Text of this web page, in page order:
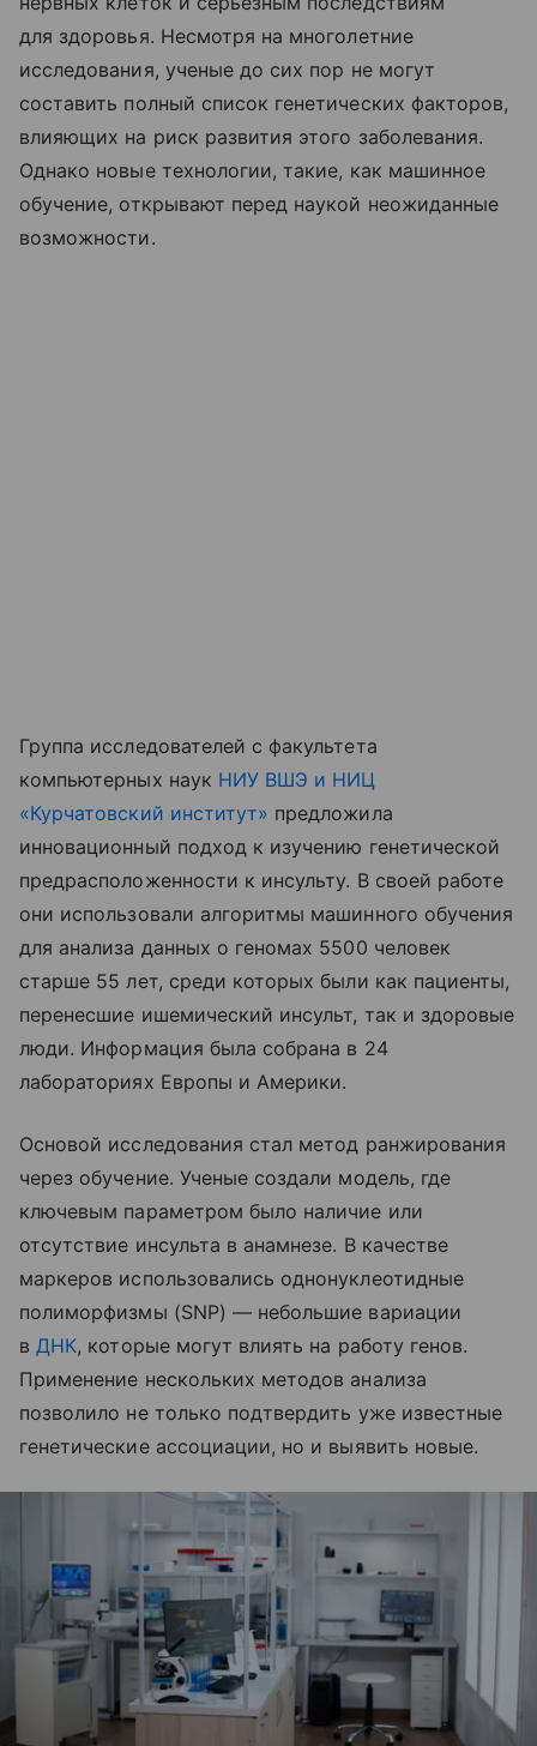
для здоровья. Несмотря на многолетние
исследования, ученые до сих пор не могут
составить полный список генетических факторов,
влияющих на риск развития этого заболевания.
Однако новые технологии, такие, как машинное
обучение, открывают перед наукой неожиданные
возможности.
Группа исследователей с факультета
компьютерных наук НИУ ВШЭ и НИЦ
«Курчатовский институт» предложила
инновационный подход к изучению генетической
предрасположенности к инсульту. В своей работе
они использовали алгоритмы машинного обучения
для анализа данных о геномах 5500 человек
старше 55 лет, среди которых были как пациенты,
перенесшие ишемический инсульт, так и здоровые
люди. Информация была собрана в 24
лабораториях Европы и Америки.
Основой исследования стал метод ранжирования
через обучение. Ученые создали модель, где
ключевым параметром было наличие или
отсутствие инсульта в анамнезе. В качестве
маркеров использовались однонуклеотидные
полиморфизмы (SNP) — небольшие вариации
вДНК, которые могут влиять на работу генов.
Применение нескольких методов анализа
позволило не только подтвердить уже известные
генетические ассоциации, но и выявить новые.